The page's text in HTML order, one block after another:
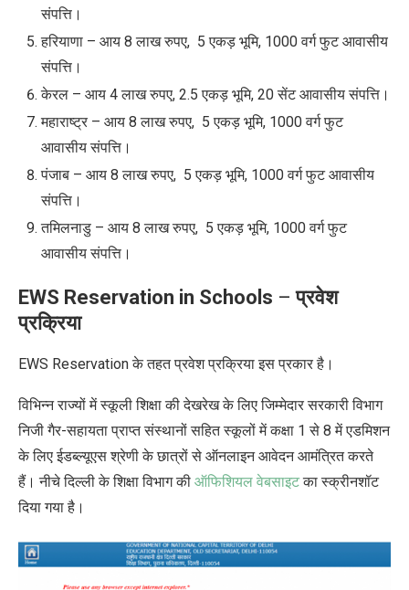
संपत्ति।
हरियाणा – आय 8 लाख रुपए, 5 एकड़ भूमि, 1000 वर्ग फुट आवासीय
संपत्ति।
केरल – आय 4 लाख रुपए, 2.5 एकड़ भूमि, 20 सेंट आवासीय संपत्ति।
महाराष्ट्र – आय 8 लाख रुपए, 5 एकड़ भूमि, 1000 वर्ग फुट
आवासीय संपत्ति।
पंजाब – आय 8 लाख रुपए, 5 एकड़ भूमि, 1000 वर्ग फुट आवासीय
संपत्ति।
तमिलनाडु – आय 8 लाख रुपए, 5 एकड़ भूमि, 1000 वर्ग फुट
आवासीय संपत्ति।
EWS Reservation in Schools –प्रवेश
प्रक्रिया
EWS Reservationके तहत प्रवेश प्रक्रिया इस प्रकार है।
विभिन्न राज्यों में स्कूली शिक्षा की देखरेख के लिए जिम्मेदार सरकारी विभाग
निजी गैर-सहायता प्राप्त संस्थानों सहित स्कूलों में कक्षा 1से 8में एडमिशन
के लिए ईडब्ल्यूएस श्रेणी के छात्रों से ऑनलाइन आवेदन आमंत्रित करते
हैं। नीचे दिल्ली के शिक्षा विभाग की ऑफिशियल वेबसाइटका स्क्रीनशॉट
दिया गया है।